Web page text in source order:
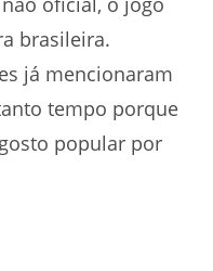
brasileira.
já mencionaram
tempo porque
popular por